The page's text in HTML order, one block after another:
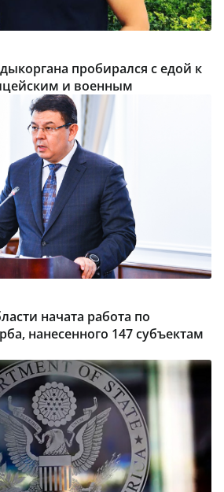
пробирался с едой к
и военным
начата работа по
нанесенного 147 субъектам